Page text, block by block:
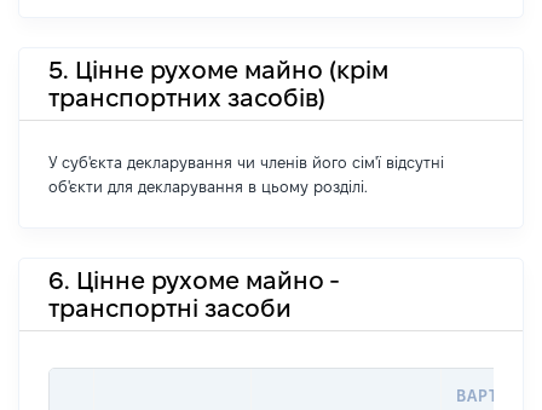
5. Цінне рухоме майно (крім
транспортних засобів)
У суб'єкта декларування чи членів його сім'ї відсутні
об'єкти для декларування в цьому розділі.
6. Цінне рухоме майно -
транспортні засоби